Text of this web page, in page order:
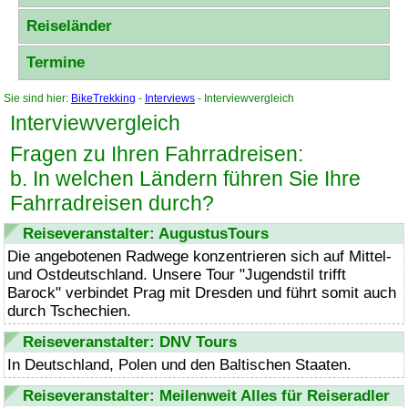
Reiseländer
Termine
Sie sind hier: BikeTrekking - Interviews - Interviewvergleich
Interviewvergleich
Fragen zu Ihren Fahrradreisen:
b. In welchen Ländern führen Sie Ihre
Fahrradreisen durch?
Reiseveranstalter: AugustusTours
Die angebotenen Radwege konzentrieren sich auf Mittel-
und Ostdeutschland. Unsere Tour "Jugendstil trifft
Barock" verbindet Prag mit Dresden und führt somit auch
durch Tschechien.
Reiseveranstalter: DNV Tours
In Deutschland, Polen und den Baltischen Staaten.
Reiseveranstalter: Meilenweit Alles für Reiseradler